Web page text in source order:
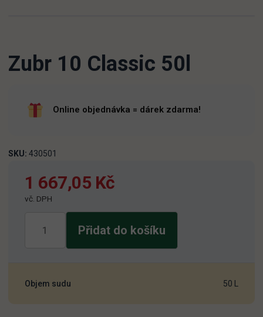
Zubr 10 Classic 50l
Online objednávka = dárek zdarma!
SKU: 430501
1 667,05 Kč
vč. DPH
Přidat do košíku
Objem sudu 50 L